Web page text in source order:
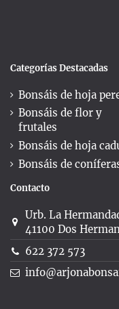
Categorías Destacadas
Bonsáis de hoja
Bonsáis de flor y
frutales
Bonsáis de hoja
Bonsáis de
Contacto
Urb. La
41100 Dos
622 372 573